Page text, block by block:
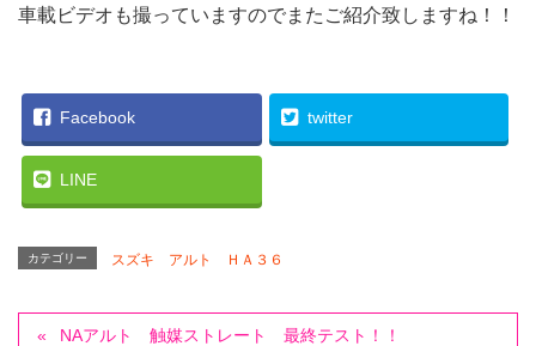
車載ビデオも撮っていますのでまたご紹介致しますね！！
Facebook twitter
LINE
カテゴリー スズキ アルト ＨＡ３６
NAアルト 触媒ストレート 最終テスト！！